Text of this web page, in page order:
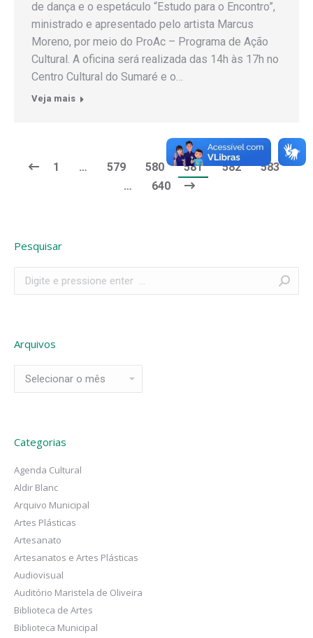
de dança e o espetáculo “Estudo para o Encontro”,
ministrado e apresentado pelo artista Marcus
Moreno, por meio do ProAc – Programa de Ação
Cultural. A oficina será realizada das 14h às 17h no
Centro Cultural do Sumaré e o…
Veja mais
1 … 579 580 581 582
583
…
640
Pesquisar
Arquivos
Categorias
Agenda Cultural
Aldir Blanc
Arquivo Municipal
Artes Plásticas
Artesanato
Artesanatos e Artes Plásticas
Audiovisual
Auditório Maristela de Oliveira
Biblioteca de Artes
Biblioteca Municipal